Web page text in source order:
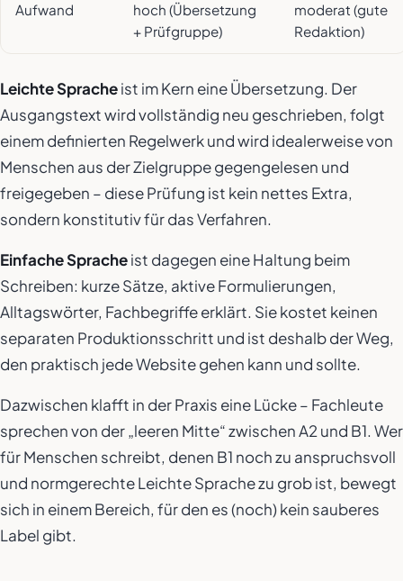
Aufwand
hoch (Übersetzung
+ Prüfgruppe)
moderat (gute
Redaktion)
Leichte Spracheist im Kern eineÜbersetzung. Der
Ausgangstext wird vollständig neu geschrieben, folgt
einem definierten Regelwerk und wird idealerweise von
Menschen aus der Zielgruppe gegengelesen und
freigegeben – diese Prüfung ist kein nettes Extra,
sondern konstitutiv für das Verfahren.
Einfache Spracheist dagegen eineHaltung beim
Schreiben: kurze Sätze, aktive Formulierungen,
Alltagswörter, Fachbegriffe erklärt. Sie kostet keinen
separaten Produktionsschritt und ist deshalb der Weg,
den praktisch jede Website gehen kann und sollte.
Dazwischen klafft in der Praxis eine Lücke – Fachleute
sprechen von der „leeren Mitte“ zwischen A2 und B1. Wer
für Menschen schreibt, denen B1 noch zu anspruchsvoll
und normgerechte Leichte Sprache zu grob ist, bewegt
sich in einem Bereich, für den es (noch) kein sauberes
Label gibt.